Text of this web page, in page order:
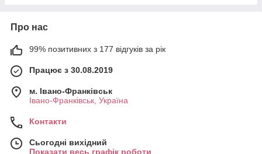
Про нас
99% позитивних з 177 відгуків за рік
Працює з 30.08.2019
м. Івано-Франківськ
Івано-Франківськ, Україна
Контакти
Сьогодні вихідний
Показати весь графік роботи